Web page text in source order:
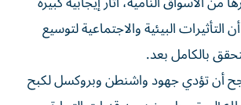
البيئية والاجتماعية لتوسيع
بالكامل بعد.
أن تؤدي جهود واشنطن وبروكسل لكبح